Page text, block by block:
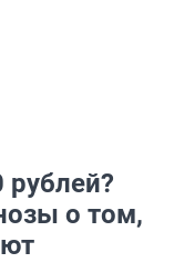
рублей?
о том,